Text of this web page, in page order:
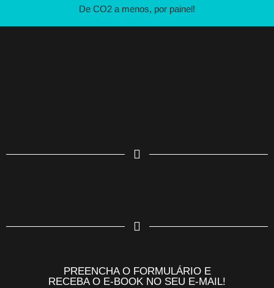
De CO2 a menos, por painel!
PREENCHA O FORMULÁRIO E
RECEBA O E-BOOK NO SEU E-MAIL!